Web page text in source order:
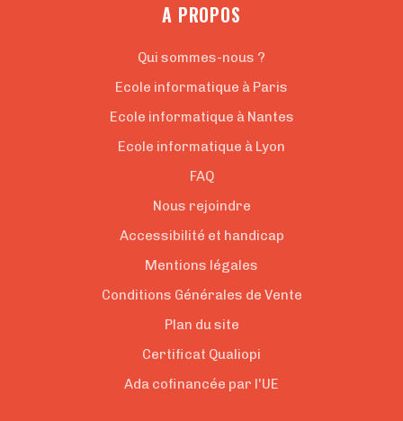
A PROPOS
Qui sommes-nous ?
Ecole informatique à Paris
Ecole informatique à Nantes
Ecole informatique à Lyon
FAQ
Nous rejoindre
Accessibilité et handicap
Mentions légales
Conditions Générales de Vente
Plan du site
Certificat Qualiopi
Ada cofinancée par l'UE